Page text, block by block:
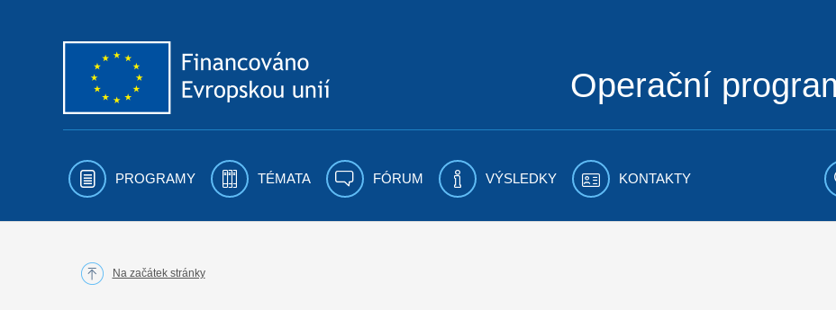
Operační
PROGRAMY TÉMATA FÓRUM VÝSLEDKY KONTAKTY
Na začátek stránky